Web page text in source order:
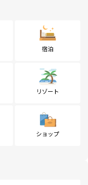
宿泊
リゾート
ショップ